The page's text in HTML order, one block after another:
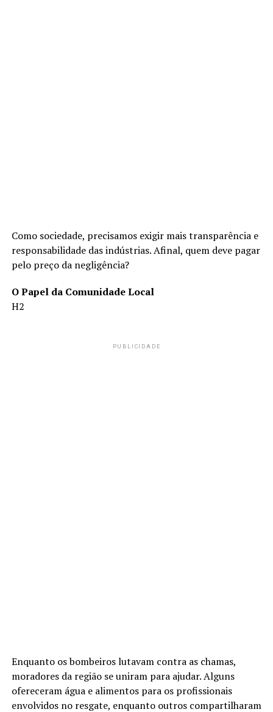
Como sociedade, precisamos exigir mais transparência e
responsabilidade das indústrias. Afinal, quem deve pagar
pelo preço da negligência?
O Papel da Comunidade Local
H2
PUBLICIDADE
Enquanto os bombeiros lutavam contra as chamas,
moradores da região se uniram para ajudar. Alguns
ofereceram água e alimentos para os profissionais
envolvidos no resgate, enquanto outros compartilharam